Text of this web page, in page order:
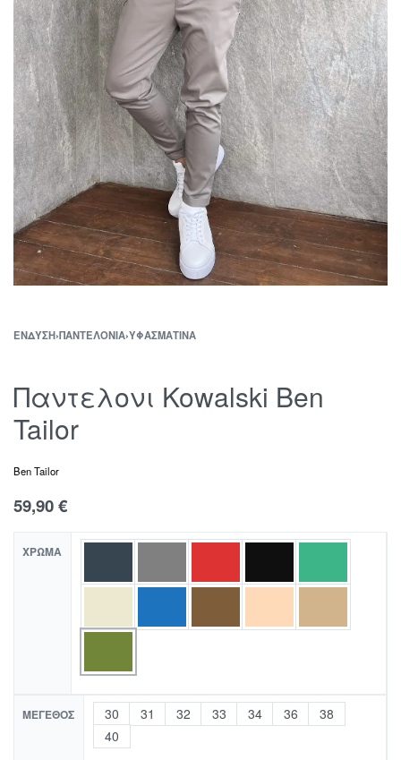
ΈΝΔΥΣΗ›ΠΑΝΤΕΛΌΝΙΑ›ΥΦΑΣΜΆΤΙΝΑ
Παντελονι Kowalski Ben
Tailor
Ben Tailor
59,90€
ΧΡΏΜΑ
ΜΈΓΕΘΟΣ 30 31 32 33 34 36
38
40